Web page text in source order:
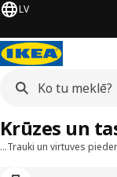
LV
…Trauki un virtuves
Krūzes un